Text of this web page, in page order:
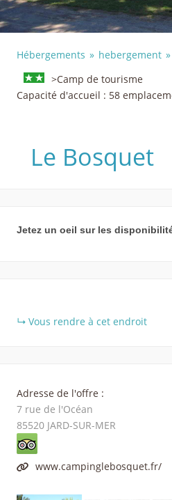
Hébergements hebergement
>Camp de tourisme
Capacité d'accueil : 58
Le Bosquet
Jetez un oeil sur les
Vous rendre à cet endroit
Adresse de l'offre :
7 rue de l'Océan
85520 JARD-SUR-MER
www.campinglebosquet.fr/